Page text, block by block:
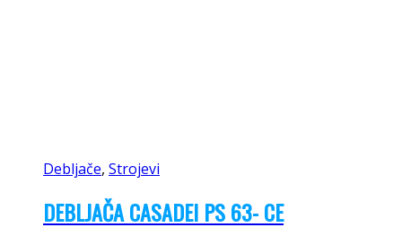
Debljače, Strojevi
DEBLJAČA CASADEI PS 63- CE